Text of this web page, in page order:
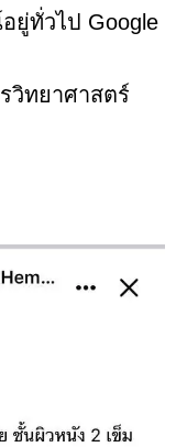
ยู่ทั่วไป Google
วิทยาศาสตร์